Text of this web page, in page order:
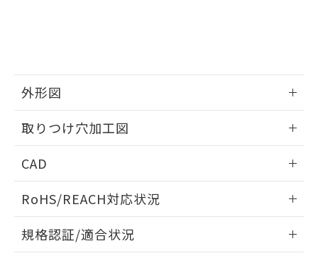
外形図
取りつけ穴加工図
CAD
ドすることができます。
ログイン/会員登録
RoHS/REACH対応状況
EU RoHS 注意事項・凡例
規格認証/適合状況
品・サービスに関するお客様との取
をご了承ください。
※当社の共同利用者とは、
下記の非含有証明書をダウンロードするこ
とができます。
EU RoHS指令（10物質）の非含有証明書
51物質の非含有証明書（当社基準）
※本証明書は発行日時点で非含有を証明す
ものではありません。
また、RoHS指令のフタル酸エステル類４
物質の対応では、対応完了までの期間は出
欄に対応日を記載しておりました。
既に当社にて対応品への在庫切替を完了